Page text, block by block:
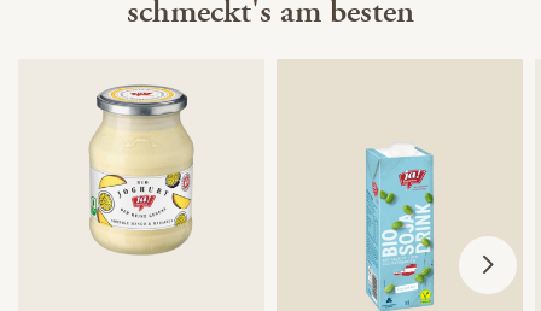
schmeckt's am besten